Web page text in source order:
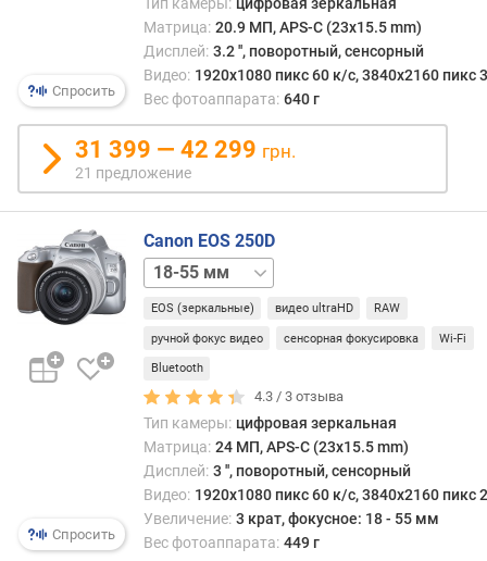
через
и
с
т
и
о
т
е
ш
е
в
х
к
м
Спросить
Матрица: 20.9 МП, APS-C (23x15.5 mm)
Дисплей: 3.2 '', поворотный, сенсорный
Видео: 1920x1080 пикс 60 к/с, 3840x2160 пикс
Вес фотоаппарата: 640 г
31 399 — 42 299 грн.
21 предложение
Спросить
Canon EOS 250D
body
EOS (зеркальные) видео ultraHD RAW
ручной фокус видео сенсорная фокусировка Wi-Fi
Bluetooth
4.3 /3 отзыва
Тип камеры: цифровая зеркальная
Матрица: 24 МП, APS-C (23x15.5 mm)
Дисплей: 3 '', поворотный, сенсорный
Видео: 1920x1080 пикс 60 к/с, 3840x2160 пикс
Увеличение: 3 крат, фокусное: 18 - 55 мм
Вес фотоаппарата: 449 г